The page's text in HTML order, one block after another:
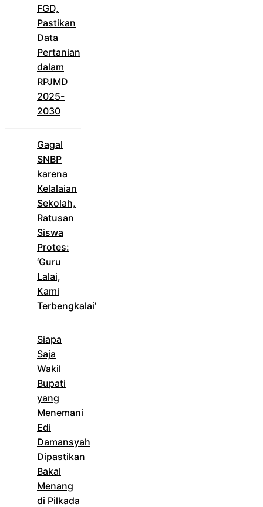
FGD,
Pastikan
Data
Pertanian
dalam
RPJMD
2025-
2030
Gagal
SNBP
karena
Kelalaian
Sekolah,
Ratusan
Siswa
Protes:
‘Guru
Lalai,
Kami
Terbengkalai’
Siapa
Saja
Wakil
Bupati
yang
Menemani
Edi
Damansyah
Dipastikan
Bakal
Menang
di Pilkada